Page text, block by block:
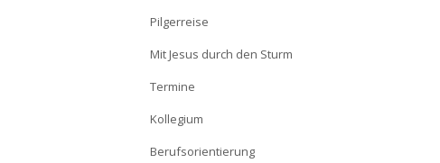
Pilgerreise
Mit Jesus durch den Sturm
Termine
Kollegium
Berufsorientierung